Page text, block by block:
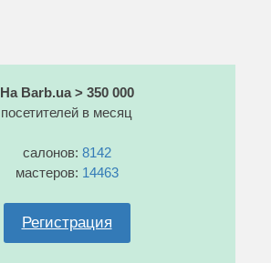
На Barb.ua > 350 000
посетителей в месяц
салонов: 8142
мастеров: 14463
Регистрация